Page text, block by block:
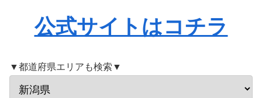
公式サイトはコチラ
▼都道府県エリアも検索▼